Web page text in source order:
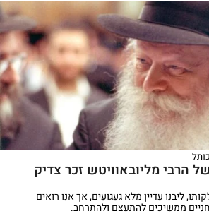
של הרבי מליובאוויטש זכר צדיק
ליבנו עדיין מלא געגועים, אך אנו רואים
ממשיכים להתעצם ולהתרחב.